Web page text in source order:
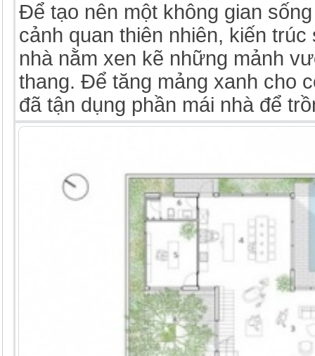
Để tạo nên một không gian
cảnh quan thiên nhiên, kiến
nhà nằm xen kẽ những mảnh
thang. Để tăng mảng xanh cho
đã tận dụng phần mái nhà để